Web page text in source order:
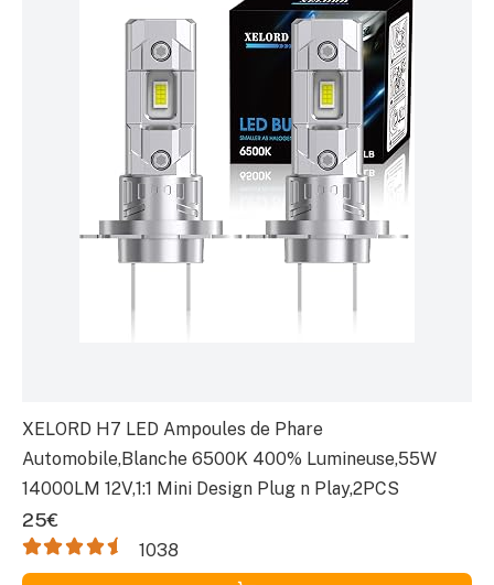
XELORD H7 LED Ampoules de Phare
Automobile,Blanche 6500K 400% Lumineuse,55W
14000LM 12V,1:1 Mini Design Plug n Play,2PCS
25€
1038